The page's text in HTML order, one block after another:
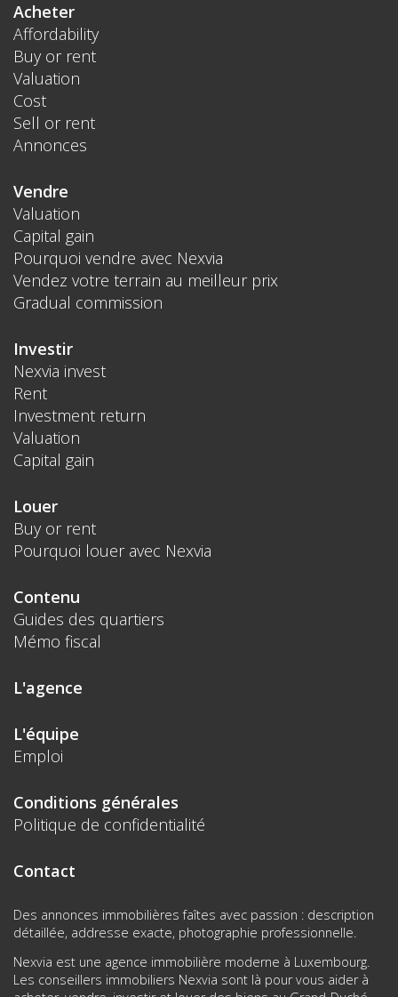
Acheter
Affordability
Buy or rent
Valuation
Cost
Sell or rent
Annonces
Vendre
Valuation
Capital gain
Pourquoi vendre avec Nexvia
Vendez votre terrain au meilleur prix
Gradual commission
Investir
Nexvia invest
Rent
Investment return
Valuation
Capital gain
Louer
Buy or rent
Pourquoi louer avec Nexvia
Contenu
Guides des quartiers
Mémo fiscal
L'agence
L'équipe
Emploi
Conditions générales
Politique de confidentialité
Contact
Des annonces immobilières faîtes avec passion : description
détaillée, addresse exacte, photographie professionnelle.
Nexvia est une agence immobilière moderne à Luxembourg.
Les conseillers immobiliers Nexvia sont là pour vous aider à